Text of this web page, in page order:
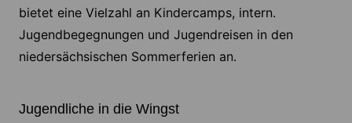
bietet eine Vielzahl an Kindercamps, intern.
Jugendbegegnungen und Jugendreisen in den
niedersächsischen Sommerferien an.
Jugendliche in die Wingst